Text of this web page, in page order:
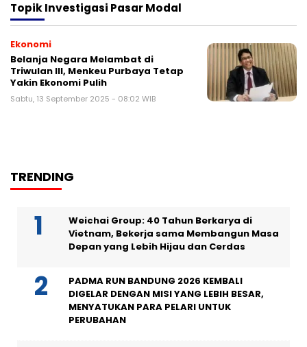
TopikInvestigasi Pasar Modal
Ekonomi
Belanja Negara Melambat di
Triwulan III, Menkeu Purbaya Tetap
Yakin Ekonomi Pulih
Sabtu, 13 September 2025 - 08:02 WIB
TRENDING
Weichai Group: 40 Tahun Berkarya di
Vietnam, Bekerja sama Membangun Masa
Depan yang Lebih Hijau dan Cerdas
PADMA RUN BANDUNG 2026 KEMBALI
DIGELAR DENGAN MISI YANG LEBIH BESAR,
MENYATUKAN PARA PELARI UNTUK
PERUBAHAN